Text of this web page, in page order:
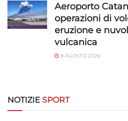
Aeroporto
operazioni di
eruzione e
vulcanica
8 AGOSTO 2026
NOTIZIE SPORT